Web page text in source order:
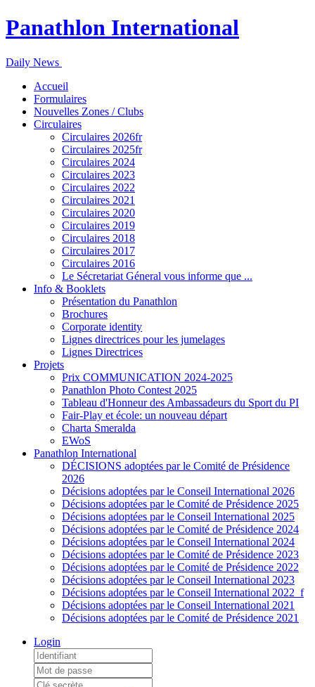
Panathlon International
Daily News
Accueil
Formulaires
Nouvelles Zones / Clubs
Circulaires
Circulaires 2026fr
Circulaires 2025fr
Circulaires 2024
Circulaires 2023
Circulaires 2022
Circulaires 2021
Circulaires 2020
Circulaires 2019
Circulaires 2018
Circulaires 2017
Circulaires 2016
Le Sécretariat Géneral vous informe que ...
Info & Booklets
Présentation du Panathlon
Brochures
Corporate identity
Lignes directrices pour les jumelages
Lignes Directrices
Projets
Prix COMMUNICATION 2024-2025
Panathlon Photo Contest 2025
Tableau d'Honneur des Ambassadeurs du Sport du PI
Fair-Play et école: un nouveau départ
Charta Smeralda
EWoS
Panathlon International
DÉCISIONS adoptées par le Comité de Présidence
2026
Décisions adoptées par le Conseil International 2026
Décisions adoptées par le Comité de Présidence 2025
Décisions adoptées par le Conseil International 2025
Décisions adoptées par le Comité de Présidence 2024
Décisions adoptées par le Conseil International 2024
Décisions adoptées par le Comité de Présidence 2023
Décisions adoptées par le Comité de Présidence 2022
Décisions adoptées par le Conseil International 2023
Décisions adoptées par le Conseil International 2022_f
Décisions adoptées par le Conseil International 2021
Décisions adoptées par le Comité de Présidence 2021
Login